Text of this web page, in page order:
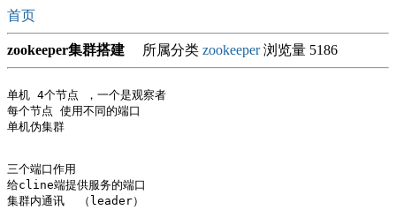
首页
zookeeper集群搭建 所属分类 zookeeper浏览量 5186
单机 4个节点 ，一个是观察者
每个节点 使用不同的端口
单机伪集群
三个端口作用
给cline端提供服务的端口
集群内通讯  （leader）